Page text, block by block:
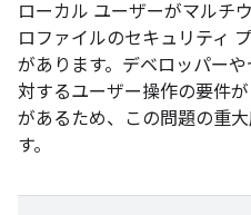
ローカル ユーザーがマルチ
ロファイルのセキュリティ
があります。デベロッパー
対するユーザー操作の要件
があるため、この問題の重
す。